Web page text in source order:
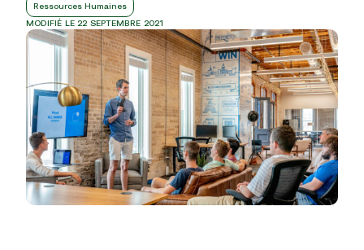
Ressources Humaines
MODIFIÉ LE 22 SEPTEMBRE 2021